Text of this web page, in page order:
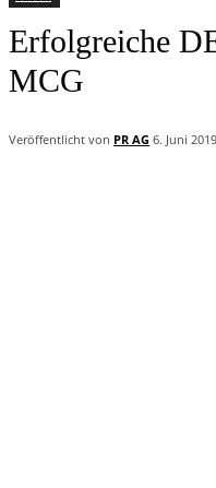
Erfolgreiche
MCG
Veröffentlicht von PR AG 6. Juni 2019